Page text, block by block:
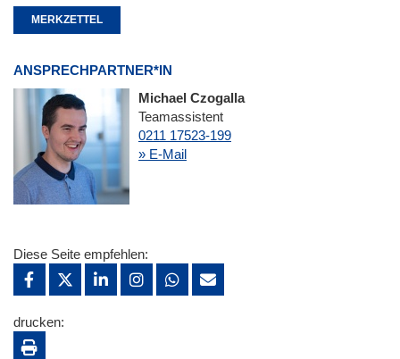
MERKZETTEL
ANSPRECHPARTNER*IN
Michael Czogalla
Teamassistent
0211 17523-199
» E-Mail
Diese Seite empfehlen:
drucken: